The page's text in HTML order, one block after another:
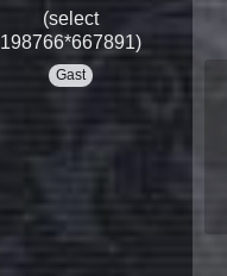
(select
198766*667891)
Gast